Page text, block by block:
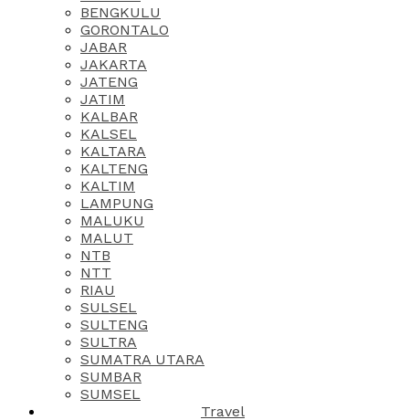
BENGKULU
GORONTALO
JABAR
JAKARTA
JATENG
JATIM
KALBAR
KALSEL
KALTARA
KALTENG
KALTIM
LAMPUNG
MALUKU
MALUT
NTB
NTT
RIAU
SULSEL
SULTENG
SULTRA
SUMATRA UTARA
SUMBAR
SUMSEL
Travel